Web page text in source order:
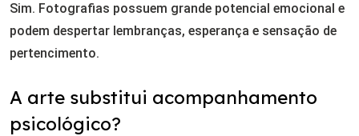
Sim. Fotografias possuem grande potencial emocional e
podem despertar lembranças, esperança e sensação de
pertencimento.
A arte substitui acompanhamento
psicológico?